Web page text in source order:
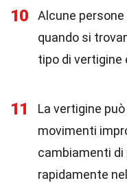
10
Alcune
quando si
tipo di vertigine
11
La vertigine
movimenti
cambiamenti di
rapidamente